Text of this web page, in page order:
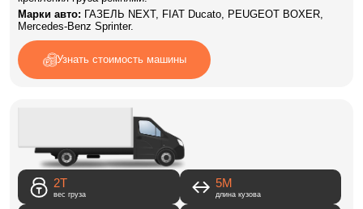
Марки авто: ГАЗЕЛЬ NEXT, FIAT Ducato, PEUGEOT BOXER,
Mercedes-Benz Sprinter.
Узнать стоимость машины
2Т
вес груза
5M
длина кузова